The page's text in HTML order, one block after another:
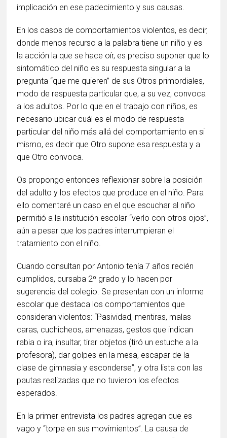
implicación en ese padecimiento y sus causas.
En los casos de comportamientos violentos, es decir,
donde menos recurso a la palabra tiene un niño y es
la acción la que se hace oír, es preciso suponer que lo
sintomático del niño es su respuesta singular a la
pregunta “que me quieren” de sus Otros primordiales,
modo de respuesta particular que, a su vez, convoca
a los adultos. Por lo que en el trabajo con niños, es
necesario ubicar cuál es el modo de respuesta
particular del niño más allá del comportamiento en si
mismo, es decir que Otro supone esa respuesta y a
que Otro convoca.
Os propongo entonces reflexionar sobre la posición
del adulto y los efectos que produce en el niño. Para
ello comentaré un caso en el que escuchar al niño
permitió a la institución escolar “verlo con otros ojos”,
aún a pesar que los padres interrumpieran el
tratamiento con el niño.
Cuando consultan por Antonio tenía 7 años recién
cumplidos, cursaba 2º grado y lo hacen por
sugerencia del colegio. Se presentan con un informe
escolar que destaca los comportamientos que
consideran violentos: “Pasividad, mentiras, malas
caras, cuchicheos, amenazas, gestos que indican
rabia o ira, insultar, tirar objetos (tiró un estuche a la
profesora), dar golpes en la mesa, escapar de la
clase de gimnasia y esconderse”, y otra lista con las
pautas realizadas que no tuvieron los efectos
esperados.
En la primer entrevista los padres agregan que es
vago y “torpe en sus movimientos”. La causa de